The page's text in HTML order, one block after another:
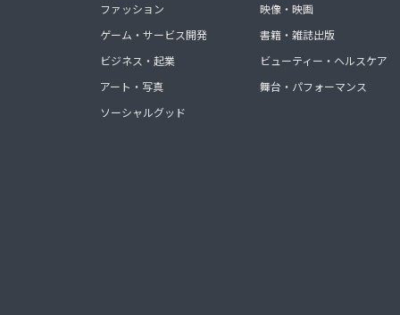
ファッション
ゲーム・サービス開発
ビジネス・起業
アート・写真
ソーシャルグッド
映像・映画
書籍・雑誌出版
ビューティー・ヘルスケア
舞台・パフォーマンス